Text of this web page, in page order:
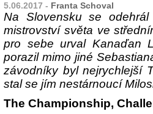
5.06.2017 - Franta Schoval
Na Slovensku se
mistrovství světa ve
pro sebe urval Kanaďan
porazil mimo jiné
závodníky byl nejrychlejší
stal se jím nestárnoucí
The Championship,